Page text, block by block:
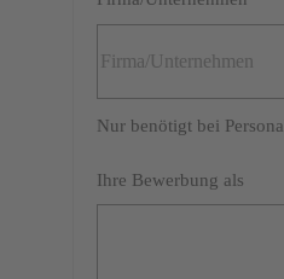
Nur benötigt bei
Ihre Bewerbung als